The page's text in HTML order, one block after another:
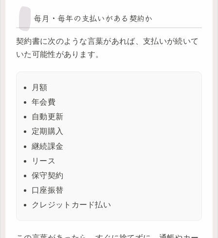
毎月・毎年の支払いがある契約か
契約書に次のような言葉があれば、支払いが続いて
いた可能性があります。
月額
年会費
自動更新
定期購入
継続課金
リース
保守契約
口座振替
クレジットカード払い